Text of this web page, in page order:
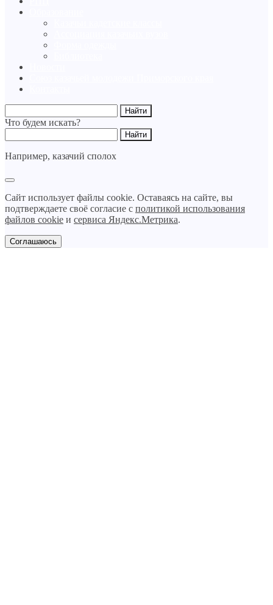
Что будем искать?
Например, казачий сполох
Сайт использует файлы cookie. Оставаясь на сайте, вы
подтверждаете своё согласие с политикой использования
файлов cookie и сервиса Яндекс.Метрика.
Соглашаюсь